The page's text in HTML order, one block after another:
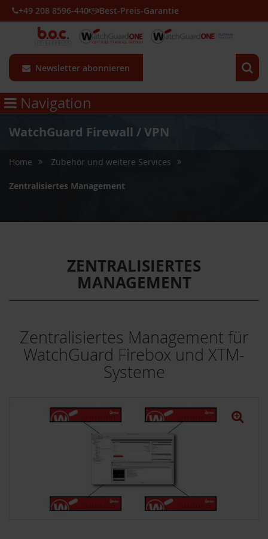
Newsletter abonnieren
+49 208 8596-440 Best-Preis-Garantie
Navigation
WatchGuard Firewall / VPN
Home Zubehör und weitere Services
Zentralisiertes Management
ZENTRALISIERTES
MANAGEMENT
Zentralisiertes Management für
WatchGuard Firebox und XTM-
Systeme